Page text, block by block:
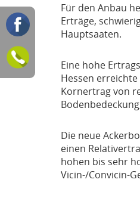
Für den Anbau
Erträge,
Hauptsaaten.
Eine hohe
Hessen
Kornertrag von
Die neue
einen
hohen bis sehr
Vicin-/Convicin-